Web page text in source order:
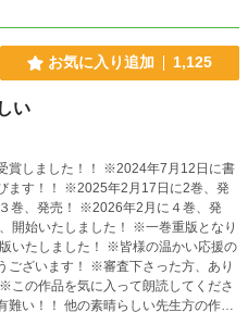
お気に入り追加 1,125
い
賞しました！！ ※2024年7月12日に書
ます！！ ※2025年2月17日に2巻、発
巻、発売！ ※2026年2月に４巻、発
開始いたしました！ ※一巻重版となり
いたしました！ ※皆様の温かい応援の
ございます！ ※審査下さった方、あり
この作品を気に入って朗読してくださ
難い！！ 他の素晴らしい先生方の作品